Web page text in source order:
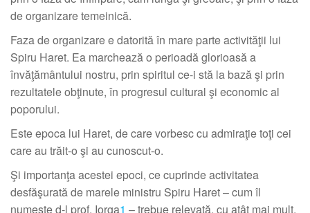
de organizare temeinică.
Faza de organizare e datorită în mare parte activităţii lui
Spiru Haret. Ea marchează o perioadă glorioasă a
învăţământului nostru, prin spiritul ce-i stă la bază şi prin
rezultatele obţinute, în progresul cultural şi economic al
poporului.
Este epoca lui Haret, de care vorbesc cu admiraţie toţi cei
care au trăit-o şi au cunoscut-o.
Şi importanţa acestei epoci, ce cuprinde activitatea
desfăşurată de marele ministru Spiru Haret – cum îl
numeşte d-l prof. Iorga1 – trebue relevată, cu atât mai mult,